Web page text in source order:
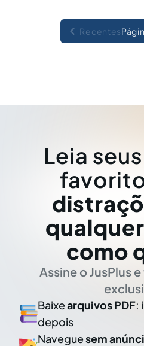
Recentes
Leia
como
Assine o JusPlus
Baixearquivos PDF:
depois
Naveguesem